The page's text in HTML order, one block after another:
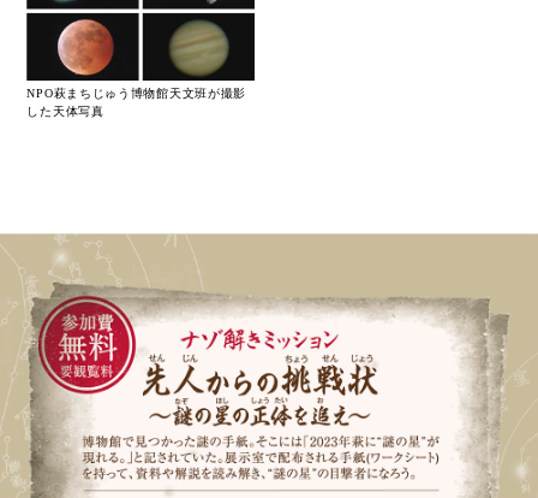
NPO萩まちじゅう博物館天文班が撮影
した天体写真